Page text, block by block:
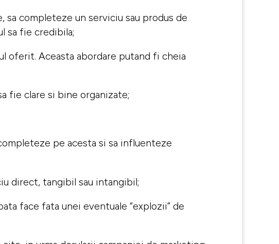
completeze un serviciu sau produs de
sa fie credibila;
oferit. Aceasta abordare putand fi cheia
fie clare si bine organizate;
pe acesta si sa influenteze
direct, tangibil sau intangibil;
face fata unei eventuale “explozii” de